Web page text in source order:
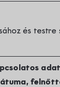
és testre